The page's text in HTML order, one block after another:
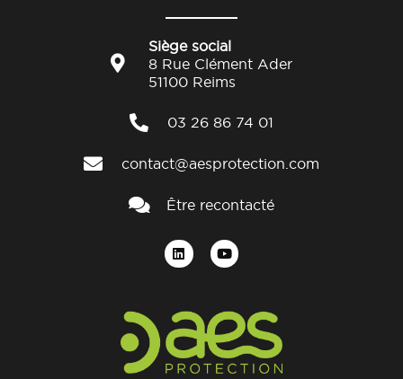
Siège social
8 Rue Clément Ader
51100 Reims
03 26 86 74 01
contact@aesprotection.com
Être recontacté